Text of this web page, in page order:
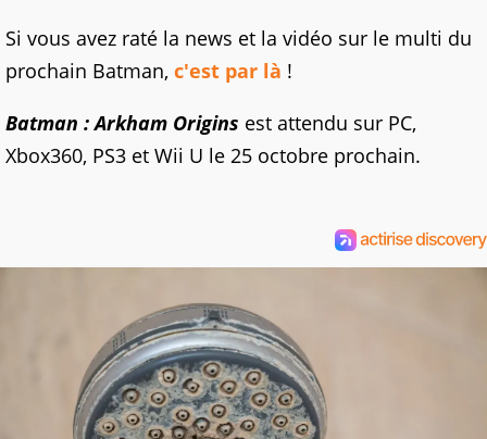
Si vous avez raté la news et la vidéo sur le multi du
prochain Batman, c'est par là !
Batman : Arkham Origins est attendu sur PC,
Xbox360, PS3 et Wii U le 25 octobre prochain.